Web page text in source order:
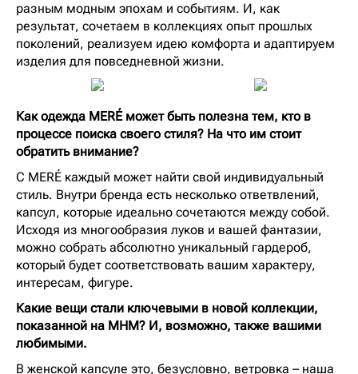
разным модным эпохам и событиям. И, как
результат, сочетаем в коллекциях опыт прошлых
поколений, реализуем идею комфорта и адаптируем
изделия для повседневной жизни.
⁠Как одежда MERÉ может быть полезна тем, кто в
процессе поиска своего стиля? На что им стоит
обратить внимание?
С MERÉ каждый может найти свой индивидуальный
стиль. Внутри бренда есть несколько ответвлений,
капсул, которые идеально сочетаются между собой.
Исходя из многообразия луков и вашей фантазии,
можно собрать абсолютно уникальный гардероб,
который будет соответствовать вашим характеру,
интересам, фигуре.
⁠Какие вещи стали ключевыми в новой коллекции,
показанной на МНМ? И, возможно, также вашими
любимыми.
В женской капсуле это, безусловно, ветровка – наша